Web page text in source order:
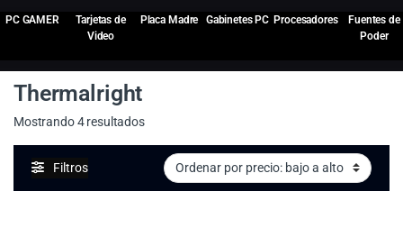
PC GAMER
Tarjetas de
Video
Placa Madre Gabinetes PC Procesadores
Fuentes de
Poder
Thermalright
Mostrando 4 resultadosOrdenado por precio: bajo a alto
Filtros